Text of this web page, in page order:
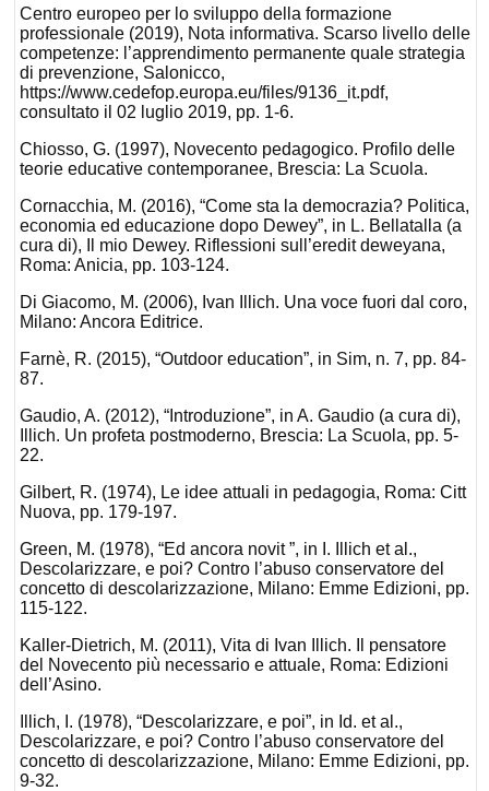
Centro europeo per lo sviluppo della formazione
professionale (2019), Nota informativa. Scarso livello delle
competenze: l’apprendimento permanente quale strategia
di prevenzione, Salonicco,
https://www.cedefop.europa.eu/files/9136_it.pdf,
consultato il 02 luglio 2019, pp. 1-6.
Chiosso, G. (1997), Novecento pedagogico. Profilo delle
teorie educative contemporanee, Brescia: La Scuola.
Cornacchia, M. (2016), “Come sta la democrazia? Politica,
economia ed educazione dopo Dewey”, in L. Bellatalla (a
cura di), Il mio Dewey. Riflessioni sull’eredit deweyana,
Roma: Anicia, pp. 103-124.
Di Giacomo, M. (2006), Ivan Illich. Una voce fuori dal coro,
Milano: Ancora Editrice.
Farnè, R. (2015), “Outdoor education”, in Sim, n. 7, pp. 84-
87.
Gaudio, A. (2012), “Introduzione”, in A. Gaudio (a cura di),
Illich. Un profeta postmoderno, Brescia: La Scuola, pp. 5-
22.
Gilbert, R. (1974), Le idee attuali in pedagogia, Roma: Citt
Nuova, pp. 179-197.
Green, M. (1978), “Ed ancora novit ”, in I. Illich et al.,
Descolarizzare, e poi? Contro l’abuso conservatore del
concetto di descolarizzazione, Milano: Emme Edizioni, pp.
115-122.
Kaller-Dietrich, M. (2011), Vita di Ivan Illich. Il pensatore
del Novecento più necessario e attuale, Roma: Edizioni
dell’Asino.
Illich, I. (1978), “Descolarizzare, e poi”, in Id. et al.,
Descolarizzare, e poi? Contro l’abuso conservatore del
concetto di descolarizzazione, Milano: Emme Edizioni, pp.
9-32.